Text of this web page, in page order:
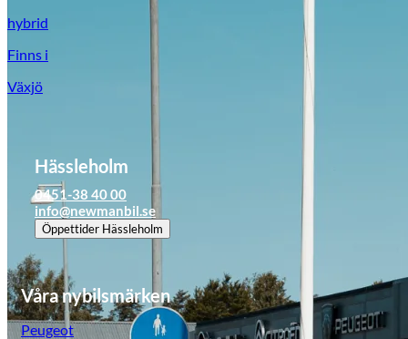
hybrid
Finns i
Växjö
Hässleholm
0451-38 40 00
info@newmanbil.se
Öppettider Hässleholm
Våra nybilsmärken
Peugeot